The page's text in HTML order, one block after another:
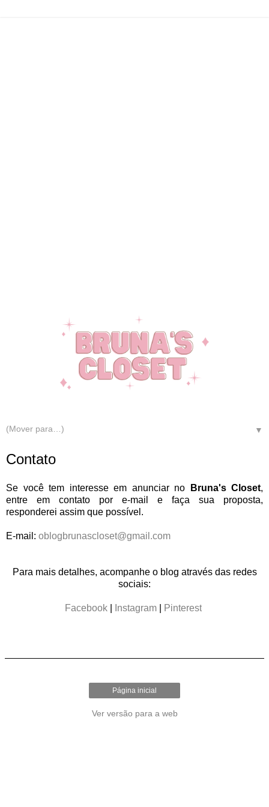
▼
Contato
Se você tem interesse em anunciar no Bruna's Closet,
entre em contato por e-mail e faça sua proposta,
responderei assim que possível.
E-mail: oblogbrunascloset@gmail.com
Para mais detalhes, acompanhe o blog através das redes
sociais:
Facebook Instagram Pinterest
Página inicial
Ver versão para a web